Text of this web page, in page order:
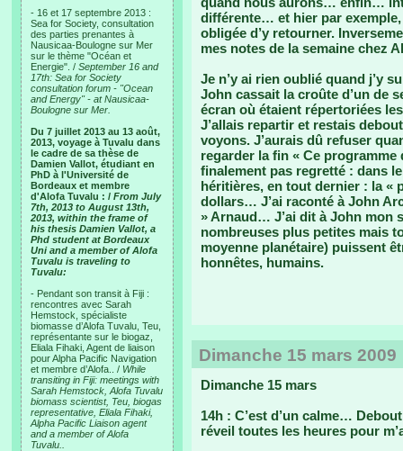
- 16 et 17 septembre 2013 :
Sea for Society, consultation
des parties prenantes à
Nausicaa-Boulogne sur Mer
sur le thème "Océan et
Energie". / September 16 and
17th: Sea for Society
consultation forum - "Ocean
and Energy" - at Nausicaa-
Boulogne sur Mer.
Du 7 juillet 2013 au 13 août,
2013, voyage à Tuvalu dans
le cadre de sa thèse de
Damien Vallot, étudiant en
PhD à l'Université de
Bordeaux et membre
d'Alofa Tuvalu : / From July
7th, 2013 to August 13th,
2013, within the frame of
his thesis Damien Vallot, a
Phd student at Bordeaux
Uni and a member of Alofa
Tuvalu is traveling to
Tuvalu:
- Pendant son transit à Fiji :
rencontres avec Sarah
Hemstock, spécialiste
biomasse d’Alofa Tuvalu, Teu,
représentante sur le biogaz,
Eliala Fihaki, Agent de liaison
pour Alpha Pacific Navigation
et membre d’Alofa.. / While
transiting in Fiji: meetings with
Sarah Hemstock, Alofa Tuvalu
biomass scientist, Teu, biogas
representative, Eliala Fihaki,
Alpha Pacific Liaison agent
and a member of Alofa
Tuvalu..
différente… et hier par
obligée d’y retourner.
mes notes de la semaine chez
Je n’y ai rien oublié quand j’y
John cassait la croûte d’un de
écran où étaient répertoriées
J’allais repartir et restais
voyons. J’aurais dû refuser
regarder la fin « Ce programme
finalement pas regretté : dans
héritières, en tout dernier : la «
dollars… J’ai raconté à John
» Arnaud… J’ai dit à John mon
nombreuses plus petites mais
moyenne planétaire) puissent
honnêtes, humains.
Dimanche 15 mars 2009
Dimanche 15 mars
14h : C’est d’un calme…
réveil toutes les heures pour